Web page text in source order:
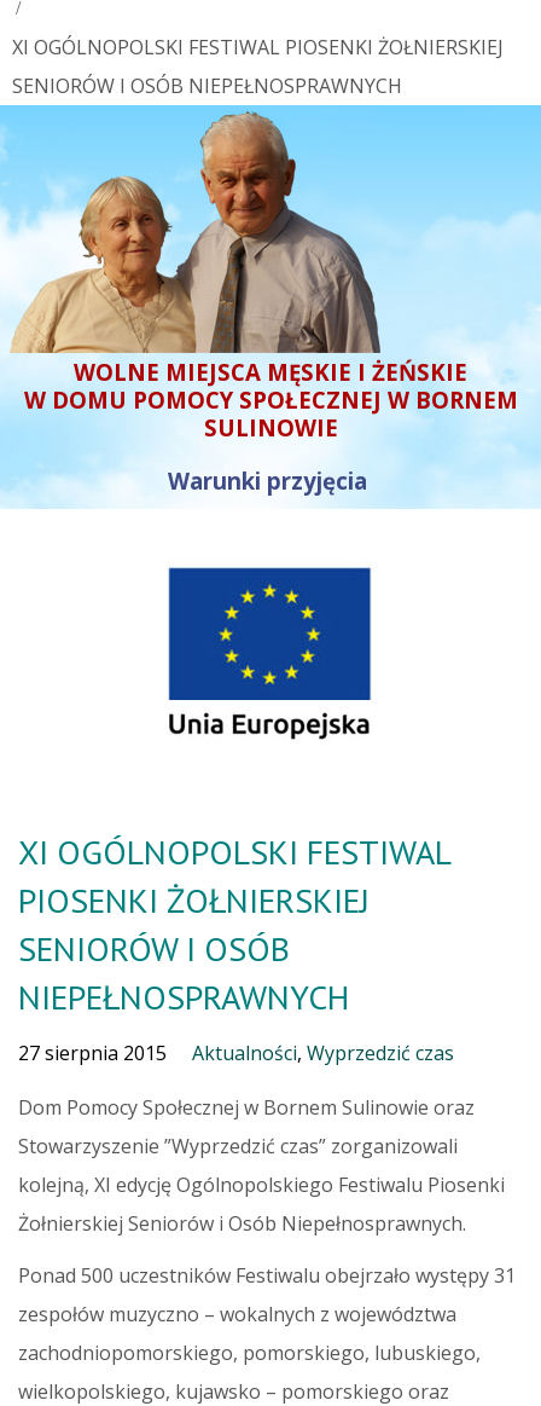
XI OGÓLNOPOLSKI FESTIWAL PIOSENKI ŻOŁNIERSKIEJ
SENIORÓW I OSÓB NIEPEŁNOSPRAWNYCH
WOLNE MIEJSCA MĘSKIE I ŻEŃSKIE
W DOMU POMOCY SPOŁECZNEJ W BORNEM
SULINOWIE
Warunki przyjęcia
XI OGÓLNOPOLSKI FESTIWAL
PIOSENKI ŻOŁNIERSKIEJ
SENIORÓW I OSÓB
NIEPEŁNOSPRAWNYCH
27 sierpnia 2015 Aktualności, Wyprzedzić czas
Dom Pomocy Społecznej w Bornem Sulinowie oraz
Stowarzyszenie ”Wyprzedzić czas” zorganizowali
kolejną, XI edycję Ogólnopolskiego Festiwalu Piosenki
Żołnierskiej Seniorów i Osób Niepełnosprawnych.
Ponad 500 uczestników Festiwalu obejrzało występy 31
zespołów muzyczno – wokalnych z województwa
zachodniopomorskiego, pomorskiego, lubuskiego,
wielkopolskiego, kujawsko – pomorskiego oraz